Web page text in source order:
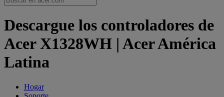
Descargue los controladores de
Acer X1328WH | Acer América
Latina
Hogar